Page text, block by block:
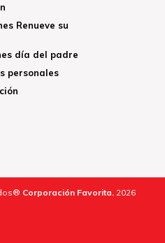
Renueve su
día del padre
personales
Corporación Favorita. 2026